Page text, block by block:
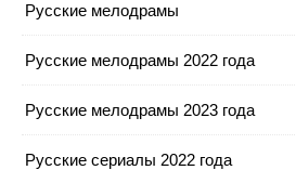
Русские мелодрамы
Русские мелодрамы 2022 года
Русские мелодрамы 2023 года
Русские сериалы 2022 года